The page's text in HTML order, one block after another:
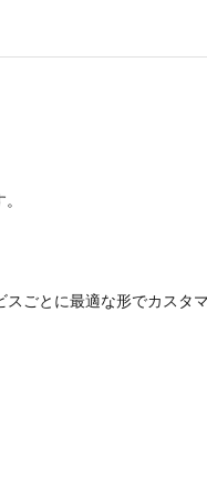
ごとに最適な形でカスタ